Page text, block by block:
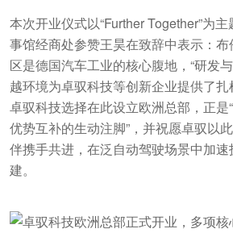
本次开业仪式以“Further Together”为
事馆经商处参赞王昊在致辞中表示：
区是德国汽车工业的核心腹地，“研发
越环境为卓驭科技等创新企业提供了扎
卓驭科技选择在此设立欧洲总部，正是
优势互补的生动注脚”，并祝愿卓驭以
伴携手共进，在泛自动驾驶场景中加
建。